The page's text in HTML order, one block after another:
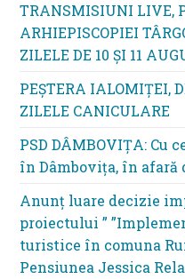
TRANSMISIUNI LIVE,
ARHIEPISCOPIEI
ZILELE DE 10 ȘI 11
PEȘTERA IALOMIȚEI,
ZILELE CANICULARE
PSD DÂMBOVIȚA:
în Dâmbovița, în afară
Anunț luare decizie
proiectului ”
turistice în comuna
Pensiunea Jessica